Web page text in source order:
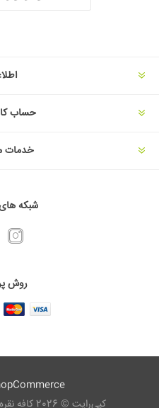
حساب
خدمات
شبکه
روش
کپی‌رایت © 2026 کافه نقره. کلیه حقوق محفوظ است.